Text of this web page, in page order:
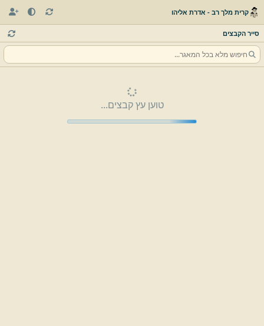
קרית מלך רב - אדרת אליהו
סייר הקבצים
טוען עץ קבצים...